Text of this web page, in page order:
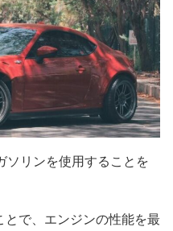
ソリンを使用することを
で、エンジンの性能を最